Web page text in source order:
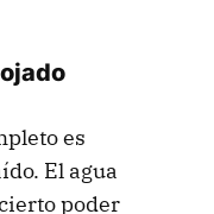
es
El agua
poder